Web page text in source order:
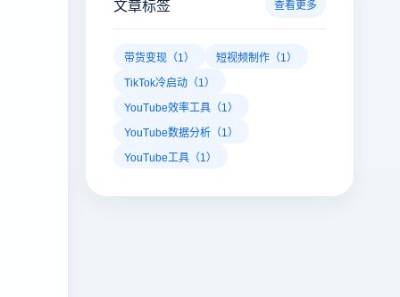
文章标签 查看更多
带货变现（1）
短视频制作（1）
TikTok冷启动（1）
YouTube效率工具（1）
YouTube数据分析（1）
YouTube工具（1）